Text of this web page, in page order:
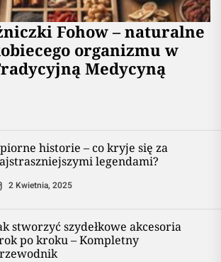
Fohow – naturalne
organizmu w
Medycyną
historie – co kryje się za
legendami?
2 Kwietnia, 2025
stworzyć szydełkowe akcesoria
po kroku – Kompletny